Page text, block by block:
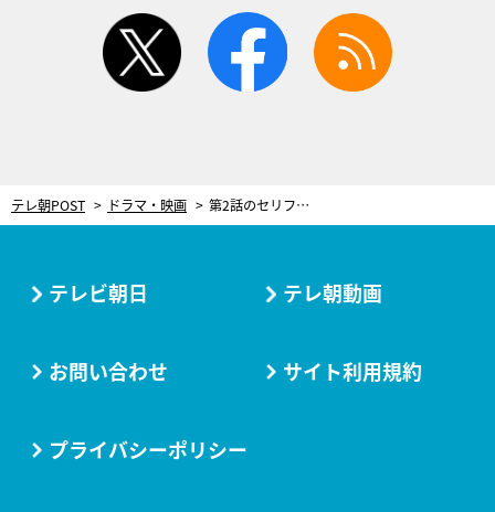
twitter facebook
テレ朝POST ドラマ・映画 第2話のセリフが伏線だった！「天使が肩に手を乗せる」四季の言葉に隠されたトリガー＜ちょっとだけエスパー＞
テレビ朝日 テレ朝動画
お問い合わせ サイト利用規約
プライバシーポリシー